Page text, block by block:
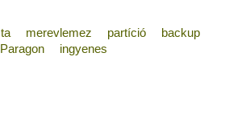
merevlemez partíció
backup
Paragon ingyenes